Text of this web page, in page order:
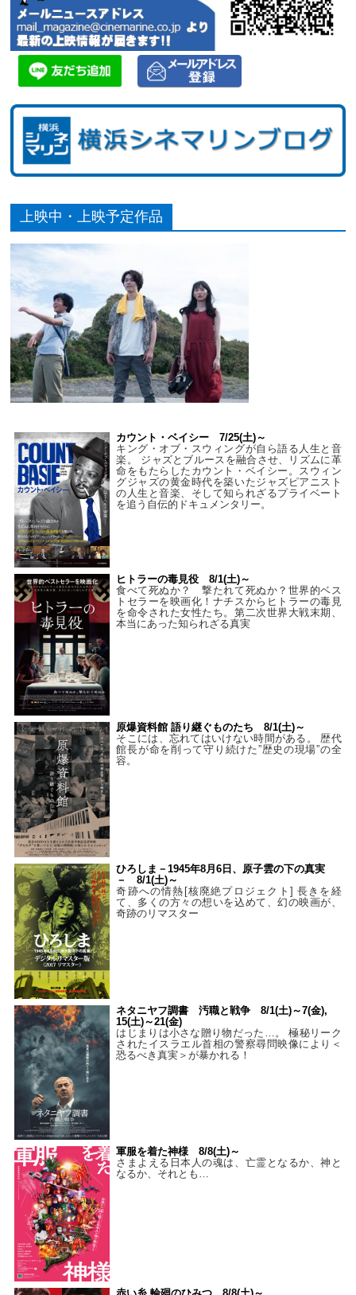
上映中・上映予定作品
カウント・ベイシー 7/25(土)～
キング・オブ・スウィングが自ら語る人生と音
楽。 ジャズとブルースを融合させ、リズムに革
命をもたらしたカウント・ベイシー。スウィン
グジャズの黄金時代を築いたジャズピアニスト
の人生と音楽、そして知られざるプライベート
を追う自伝的ドキュメンタリー。
ヒトラーの毒見役 8/1(土)～
食べて死ぬか？ 撃たれて死ぬか？世界的ベス
トセラーを映画化！ナチスからヒトラーの毒見
を命令された女性たち。第二次世界大戦末期、
本当にあった知られざる真実
原爆資料館 語り継ぐものたち 8/1(土)～
そこには、忘れてはいけない時間がある。 歴代
館長が命を削って守り続けた”歴史の現場”の全
容。
ひろしま－1945年8月6日、原子雲の下の真実
－ 8/1(土)～
奇跡への情熱[核廃絶プロジェクト] 長きを経
て、多くの方々の想いを込めて、幻の映画が、
奇跡のリマスター
ネタニヤフ調書 汚職と戦争 8/1(土)～7(金),
15(土)～21(金)
はじまりは小さな贈り物だった…。 極秘リーク
されたイスラエル首相の警察尋問映像により＜
恐るべき真実＞が暴かれる！
軍服を着た神様 8/8(土)～
さまよえる日本人の魂は、亡霊となるか、神と
なるか、それとも…